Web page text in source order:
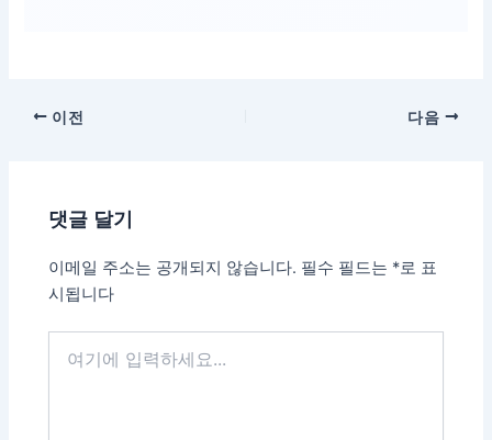
이전 다음
댓글 달기
이메일 주소는 공개되지 않습니다. 필수 필드는 *로 표
시됩니다